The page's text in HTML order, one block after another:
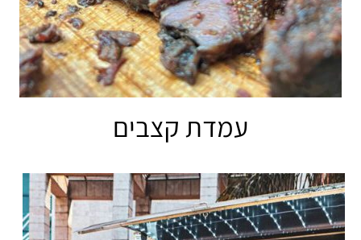
עמדת קצבים